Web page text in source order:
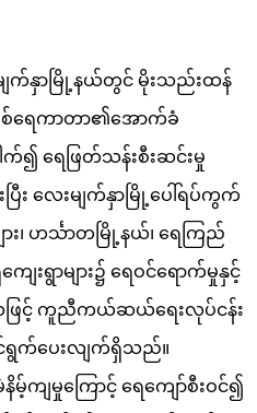
ျက်နှာမြို့နယ်တွင် မိုးသည်းထန်
မြစ်ရေကာတာ၏အောက်ခံ
က်၍ ရေဖြတ်သန်းစီးဆင်းမှု
ြီး လေးမျက်နှာမြို့ပေါ်ရပ်ကွက်
ျား၊ ဟင်္သာတမြို့နယ်၊ ရေကြည်
းရွာများ၌ ရေဝင်ရောက်မှုနှင့်
ခဲ့သဖြင့် ကူညီကယ်ဆယ်ရေးလုပ်ငန်း
ာင်ရွက်ပေးလျက်ရှိသည်။
ကျမှုကြောင့် ရေကျော်စီးဝင်၍